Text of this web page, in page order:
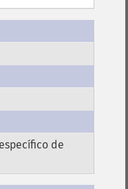
de